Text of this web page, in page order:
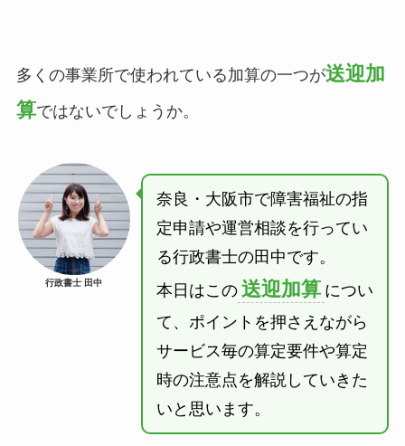
多くの事業所で使われている加算の一つが送迎加
算ではないでしょうか。
行政書士 田中
奈良・大阪市で障害福祉の指
定申請や運営相談を行ってい
る行政書士の田中です。
本日はこの 送迎加算 につい
て、ポイントを押さえながら
サービス毎の算定要件や算定
時の注意点を解説していきた
いと思います。